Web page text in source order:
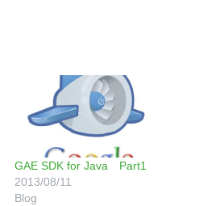
GAE SDK for Java Part1
2013/08/11
Blog